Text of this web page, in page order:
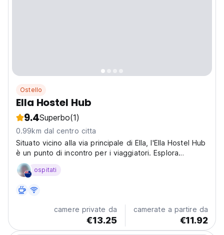
Ostello
Ella Hostel Hub
9.4Superbo(1)
0.99km dal centro citta
Situato vicino alla via principale di Ella, l'Ella Hostel Hub
è un punto di incontro per i viaggiatori. Esplora
piantagioni di tè e cascate da questo confortevole
ostello nella regione collinare dello Sri Lanka. (Auto-
ospitati
camere private da
€13.25
camerate a partire da
€11.92